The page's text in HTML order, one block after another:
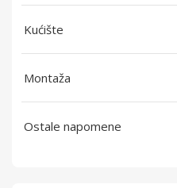
Kućište
Montaža
Ostale napomene